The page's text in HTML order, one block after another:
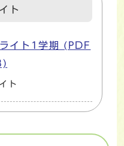
ト
イト1学期 (PDF
ト